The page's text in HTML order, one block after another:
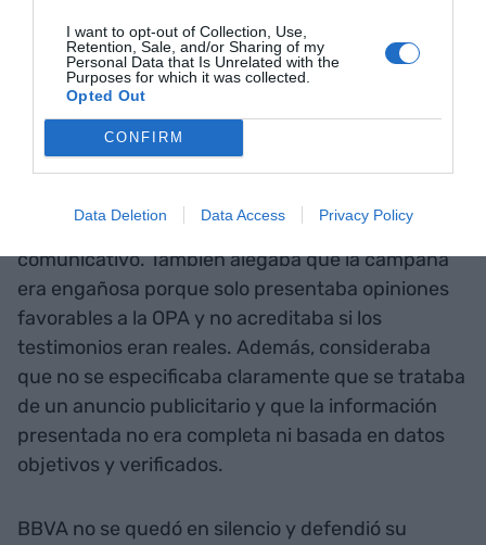
I want to opt-out of Collection, Use,
Retention, Sale, and/or Sharing of my
Personal Data that Is Unrelated with the
Purposes for which it was collected.
Opted Out
CONFIRM
Data Deletion Data Access Privacy Policy
La campaña de BBVA generó polémica en Banc
Sabadell, que presentó una reclamación ante
Autocontrol, el organismo encargado de
autorregular la publicidad y formado por
agencias, empresas y otras entidades. Sabadell
argumentaba que BBVA imitaba el estilo
publicitario que el banco catalán utiliza
habitualmente, apropiándose de su tono
comunicativo. También alegaba que la campaña
era engañosa porque solo presentaba opiniones
favorables a la OPA y no acreditaba si los
testimonios eran reales. Además, consideraba
que no se especificaba claramente que se trataba
de un anuncio publicitario y que la información
presentada no era completa ni basada en datos
objetivos y verificados.
BBVA no se quedó en silencio y defendió su